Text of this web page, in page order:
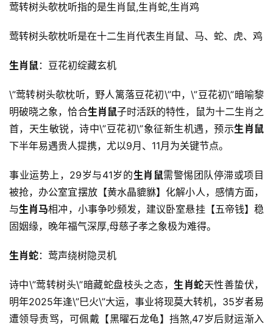
莺转树头欹枕听指的是生肖鼠,生肖蛇,生肖鸡
莺转树头欹枕听是在十二生肖代表生肖鼠、马、蛇、虎、鸡
生肖鼠：豆花初绽藏玄机
\”莺转树头欹枕听，野人篱落豆花初\”中，\”豆花初\”暗喻黎
明破晓之象，恰合生肖鼠子时活跃的特性，鼠为十二生肖之
首，天生敏锐，诗中\”豆花初\”象征新生机遇，预示生肖鼠
下半年易遇贵人提携，尤以9月、11月为关键节点。
事业运势上，29岁与41岁的生肖鼠需警惕团队停滞或项目
被抢，办公室宜摆放【黄水晶貔貅】化解小人，感情方面，
与生肖马相冲，小事争吵频发，建议卧室悬挂【五帝钱】稳
固姻缘，晚年福气深厚,母慈子孝之象极为难得。
生肖蛇：莺声绕树隐灵机
诗中\”莺转树头\”暗藏蛇盘枝头之态，生肖蛇天性善蛰伏，
明年2025年逢\”巳火\”大运，事业将现莫大转机，35岁者易
遭领导责骂，可佩戴【黑曜石龙龟】挡煞,47岁后财运渐入